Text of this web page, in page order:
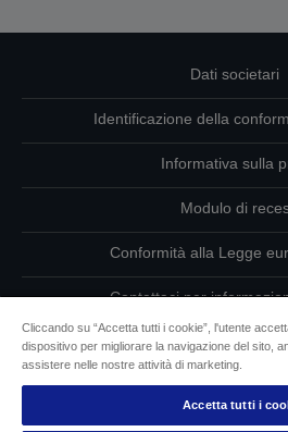
Dati societari
Identificazione della
Informativa sulla
Modulo di
Conformità alla Legge
Contattaci per
Informazioni sui
L’impegno di Epson per
Cliccando su “Accetta tutti i cookie”, l'utente
dispositivo per migliorare la navigazione del sito,
assistere nelle nostre attività di marketing.
Accetta tutti i